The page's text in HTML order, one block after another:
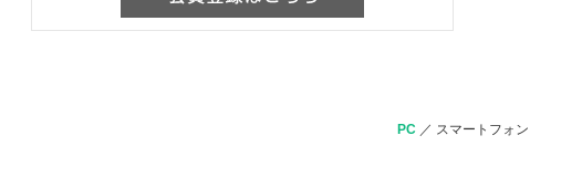
PC／ スマートフォン